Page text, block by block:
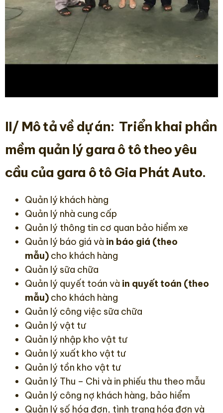
II/ Mô tả về dự án: Triển khai phần
mềm quản lý gara ô tô theo yêu
cầu của gara ô tô Gia Phát Auto.
Quản lý khách hàng
Quản lý nhà cung cấp
Quản lý thông tin cơ quan bảo hiểm xe
Quản lý báo giá và in báo giá (theo
mẫu) cho khách hàng
Quản lý sữa chữa
Quản lý quyết toán và in quyết toán (theo
mẫu) cho khách hàng
Quản lý công việc sữa chữa
Quản lý vật tư
Quản lý nhập kho vật tư
Quản lý xuất kho vật tư
Quản lý tồn kho vật tư
Quản lý Thu – Chi và in phiếu thu theo mẫu
Quản lý công nợ khách hàng, bảo hiểm
Quản lý số hóa đơn, tình trạng hóa đơn và